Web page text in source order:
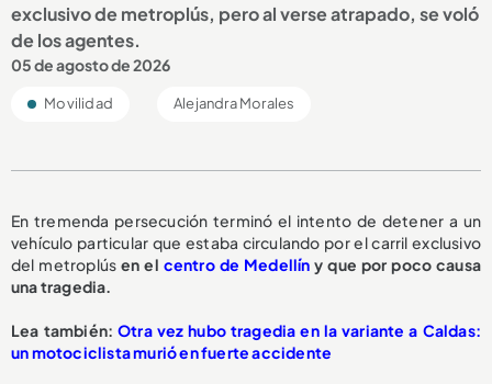
exclusivo de metroplús, pero al verse atrapado, se voló
de los agentes.
05 de agosto de 2026
Movilidad Alejandra Morales
En tremenda persecución terminó el intento de detener a un
vehículo particular que estaba circulando por el carril exclusivo
del metroplúsen el centro de Medellín y que por poco causa
una tragedia.
Lea también: Otra vez hubo tragedia en la variante a Caldas:
un motociclista murió en fuerte accidente